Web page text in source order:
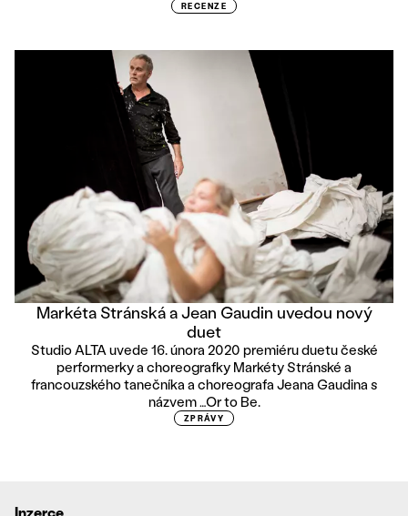
RECENZE
Markéta Stránská a Jean Gaudin uvedou nový
duet
Studio ALTA uvede 16. února 2020 premiéru duetu české
performerky a choreografky Markéty Stránské a
francouzského tanečníka a choreografa Jeana Gaudina s
názvem …Or to Be.
ZPRÁVY
Inzerce